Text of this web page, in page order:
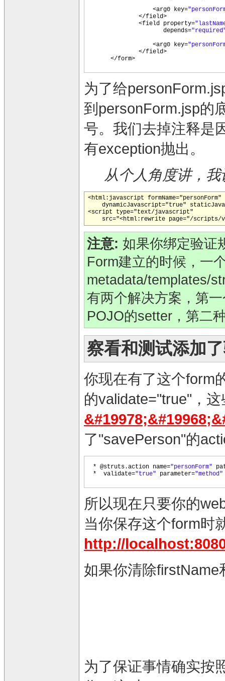
<arg0 key=
</field>
<field property=
depends=
<arg0 key=
</field>
</form>
为了给
到personForm.jsp的
号。我们去掉注释是
有exception抛出。
从个人角度讲，
<html:javascript
dynamicJavascript="true"
<script type="text/javascript"
src="<html:rewrite page="/scripts/
注意: 如果你绑定验证
Form建立的时候，一
metadata/templates/
有两个解决方案，第
POJO的setter，第二
察看和测试添加
你现在有了这个form
的validate="true"，
了"savePerson"的
* @struts.action name="personForm"
* validate="true" parameter=
所以现在只要你的
当你保存这个form时
http://
如果你清除
为了保证事情确实按